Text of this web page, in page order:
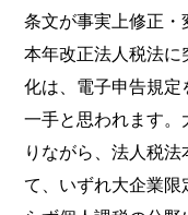
条文が事実上修正・
本年改正法人税法
化は、電子申告規
一手と思われます
りながら、法人税
て、いずれ大企業